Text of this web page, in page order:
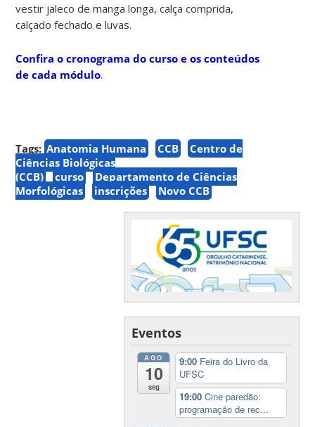
vestir jaleco de manga longa, calça comprida,
calçado fechado e luvas.
Confira o cronograma do curso e os conteúdos
de cada módulo.
Tags: Anatomia Humana CCB
Centro de
Ciências Biológicas
(CCB)
curso
Departamento de Ciências
Morfológicas
inscrições Novo CCB
Eventos
AGO
10
seg
9:00 Feira do Livro da
UFSC
19:00Cine paredão:
programação de rec...